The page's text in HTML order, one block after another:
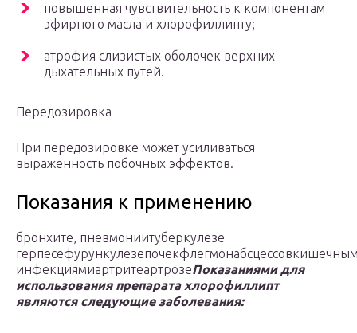
повышенная чувствительность к компонентам
эфирного масла и хлорофиллипту;
атрофия слизистых оболочек верхних
дыхательных путей.
Передозировка
При передозировке может усиливаться
выраженность побочных эффектов.
Показания к применению
бронхите, пневмониитуберкулезе
инфекциямиартритеартрозеПоказаниями для
использования препарата хлорофиллипт
являются следующие заболевания: